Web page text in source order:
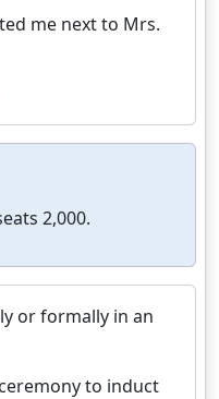
me next to Mrs.
2,000.
or formally in an
to induct